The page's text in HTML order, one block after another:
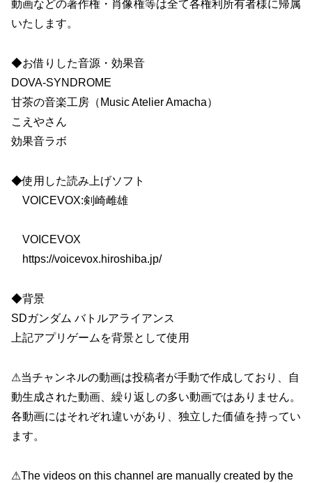
動画などの著作権・肖像権等は全て各権利所有者様に帰属
いたします。
◆お借りした音源・効果音
DOVA-SYNDROME
甘茶の音楽工房（Music Atelier Amacha）
こえやさん
効果音ラボ
◆使用した読み上げソフト
VOICEVOX:剣崎雌雄
VOICEVOX
https://voicevox.hiroshiba.jp/
◆背景
SDガンダム バトルアライアンス
上記アプリゲームを背景として使用
⚠当チャンネルの動画は投稿者が手動で作成しており、自
動生成された動画、繰り返しの多い動画ではありません。
各動画にはそれぞれ違いがあり、独立した価値を持ってい
ます。
⚠The videos on this channel are manually created by the